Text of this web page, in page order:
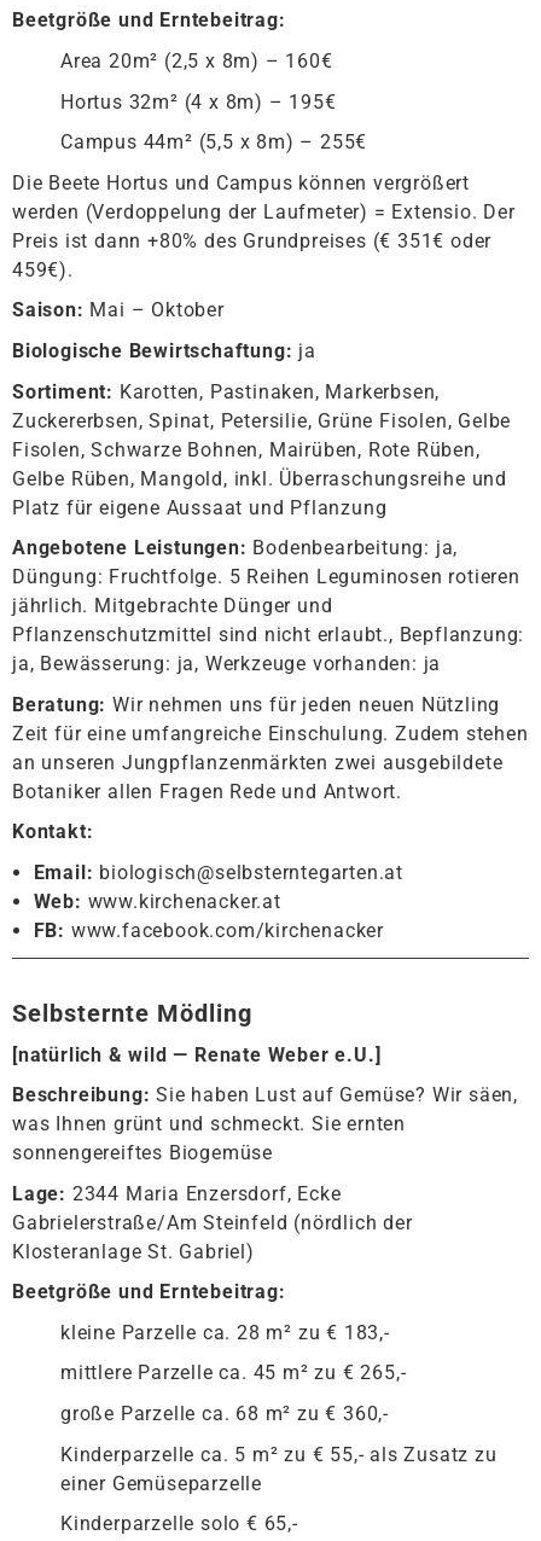
Beetgröße und Erntebeitrag:
Area 20m² (2,5 x 8m) – 160€
Hortus 32m² (4 x 8m) – 195€
Campus 44m² (5,5 x 8m) – 255€
Die Beete Hortus und Campus können vergrößert
werden (Verdoppelung der Laufmeter) = Extensio. Der
Preis ist dann +80% des Grundpreises (€ 351€ oder
459€).
Saison: Mai – Oktober
Biologische Bewirtschaftung: ja
Sortiment: Karotten, Pastinaken, Markerbsen,
Zuckererbsen, Spinat, Petersilie, Grüne Fisolen, Gelbe
Fisolen, Schwarze Bohnen, Mairüben, Rote Rüben,
Gelbe Rüben, Mangold, inkl. Überraschungsreihe und
Platz für eigene Aussaat und Pflanzung
Angebotene Leistungen: Bodenbearbeitung: ja,
Düngung: Fruchtfolge. 5 Reihen Leguminosen rotieren
jährlich. Mitgebrachte Dünger und
Pflanzenschutzmittel sind nicht erlaubt., Bepflanzung:
ja, Bewässerung: ja, Werkzeuge vorhanden: ja
Beratung: Wir nehmen uns für jeden neuen Nützling
Zeit für eine umfangreiche Einschulung. Zudem stehen
an unseren Jungpflanzenmärkten zwei ausgebildete
Botaniker allen Fragen Rede und Antwort.
Kontakt:
Email: biologisch@selbsterntegarten.at
Web: www.kirchenacker.at
FB: www.facebook.com/kirchenacker
Selbsternte Mödling
[natürlich & wild — Renate Weber e.U.]
Beschreibung: Sie haben Lust auf Gemüse? Wir säen,
was Ihnen grünt und schmeckt. Sie ernten
sonnengereiftes Biogemüse
Lage: 2344 Maria Enzersdorf, Ecke
Gabrielerstraße/Am Steinfeld (nördlich der
Klosteranlage St. Gabriel)
Beetgröße und Erntebeitrag:
kleine Parzelle ca. 28 m² zu € 183,-
mittlere Parzelle ca. 45 m² zu € 265,-
große Parzelle ca. 68 m² zu € 360,-
Kinderparzelle ca. 5 m² zu € 55,- als Zusatz zu
einer Gemüseparzelle
Kinderparzelle solo € 65,-